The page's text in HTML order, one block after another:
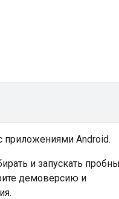
приложениями Android.
и запускать
демоверсию и